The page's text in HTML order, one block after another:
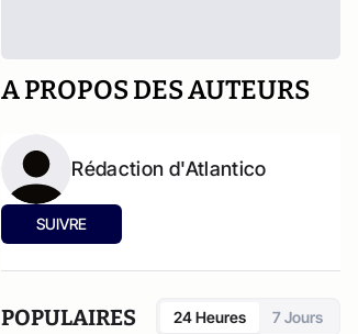
A PROPOS DES AUTEURS
Rédaction d'Atlantico
SUIVRE
POPULAIRES 24 Heures 7 Jours